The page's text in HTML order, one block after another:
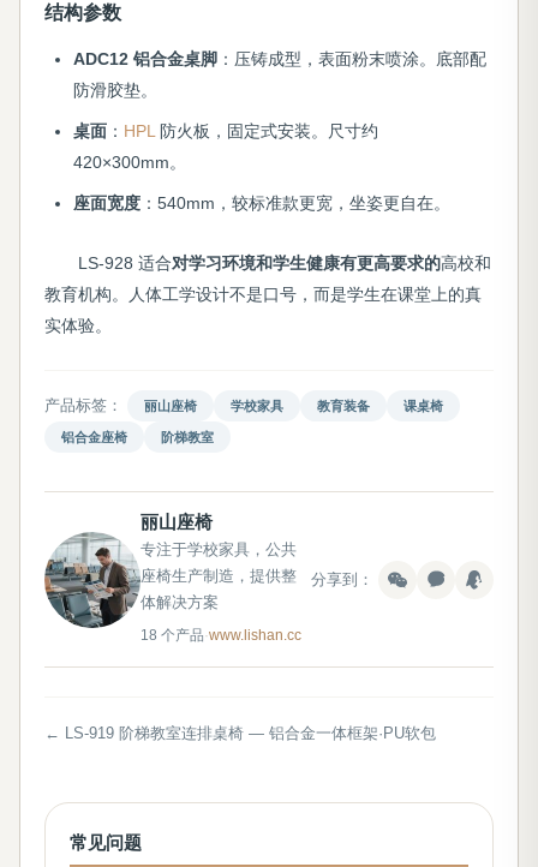
结构参数
ADC12 铝合金桌脚 ：压铸成型，表面粉末喷涂。底部配
防滑胶垫。
桌面 ： HPL 防火板，固定式安装。尺寸约
420×300mm。
座面宽度 ：540mm，较标准款更宽，坐姿更自在。
LS-928 适合对学习环境和学生健康有更高要求的高校和
教育机构。人体工学设计不是口号，而是学生在课堂上的真
实体验。
产品标签： 丽山座椅 学校家具 教育装备 课桌椅
铝合金座椅 阶梯教室
丽山座椅
专注于学校家具，公共
座椅生产制造，提供整
体解决方案
18 个产品·www.lishan.cc
分享到：
← LS-919 阶梯教室连排桌椅 — 铝合金一体框架·PU软包
常见问题